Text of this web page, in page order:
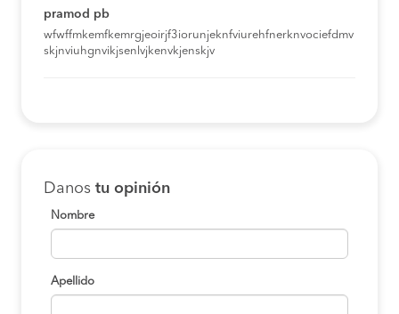
pramod pb
wfwffmkemfkemrgjeoirjf3iorunjeknfviurehfnerknvociefdmv
skjnviuhgnvikjsenlvjkenvkjenskjv
Danos tu opinión
Nombre
Apellido